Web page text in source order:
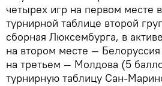
четырех игр на первом месте
турнирной таблице второй
сборная Люксембурга, в
на втором месте —
на третьем — Молдова (5
турнирную таблицу Сан-